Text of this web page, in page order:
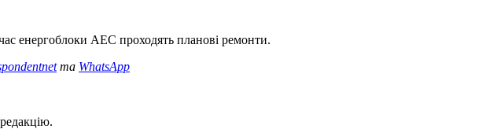
енергоблоки АЕС проходять планові ремонти.
та WhatsApp